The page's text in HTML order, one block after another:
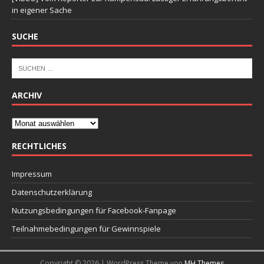
in eigener Sache
SUCHE
ARCHIV
RECHTLICHES
Impressum
Datenschutzerklärung
Nutzungsbedingungen für Facebook-Fanpage
Teilnahmebedingungen für Gewinnspiele